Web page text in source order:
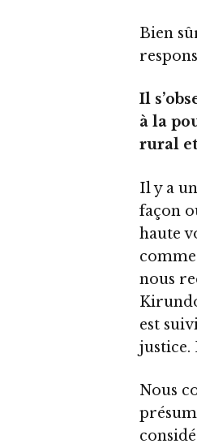
Bien
Il
à la
rural
Il y a
façon
haute
nous
est
justice.
Nous